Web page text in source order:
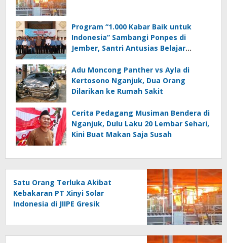
Program “1.000 Kabar Baik untuk
Indonesia” Sambangi Ponpes di
Jember, Santri Antusias Belajar
Adu Moncong Panther vs Ayla di
Kertosono Nganjuk, Dua Orang
Dilarikan ke Rumah Sakit
Cerita Pedagang Musiman Bendera di
Nganjuk, Dulu Laku 20 Lembar Sehari,
Kini Buat Makan Saja Susah
Satu Orang Terluka Akibat
Kebakaran PT Xinyi Solar
Indonesia di JIIPE Gresik